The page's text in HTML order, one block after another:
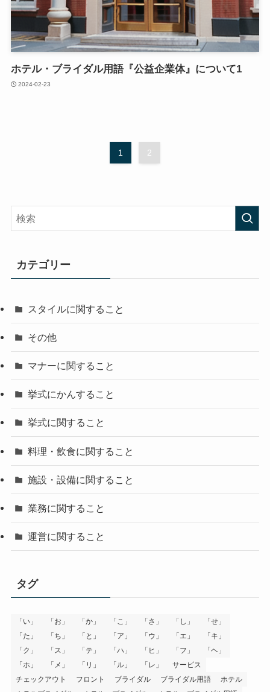
ホテル・ブライダル用語『公益企業体』について1
2024-02-23
1 2
カテゴリー
スタイルに関すること
その他
マナーに関すること
挙式にかんすること
挙式に関すること
料理・飲食に関すること
施設・設備に関すること
業務に関すること
運営に関すること
タグ
「い」 「お」 「か」 「こ」 「さ」 「し」
「せ」
「た」
「ち」 「と」 「ア」 「ウ」 「エ」
「キ」
「ク」
「ス」 「テ」 「ハ」 「ヒ」 「フ」
「ヘ」
「ホ」
「メ」 「リ」 「ル」 「レ」
サービス
チェックアウト
フロント ブライダル ブライダル用語
ホテル